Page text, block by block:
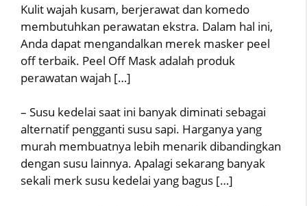
Kulit wajah kusam, berjerawat dan komedo
membutuhkan perawatan ekstra. Dalam hal ini,
Anda dapat mengandalkan merek masker peel
off terbaik. Peel Off Mask adalah produk
perawatan wajah […]
– Susu kedelai saat ini banyak diminati sebagai
alternatif pengganti susu sapi. Harganya yang
murah membuatnya lebih menarik dibandingkan
dengan susu lainnya. Apalagi sekarang banyak
sekali merk susu kedelai yang bagus […]